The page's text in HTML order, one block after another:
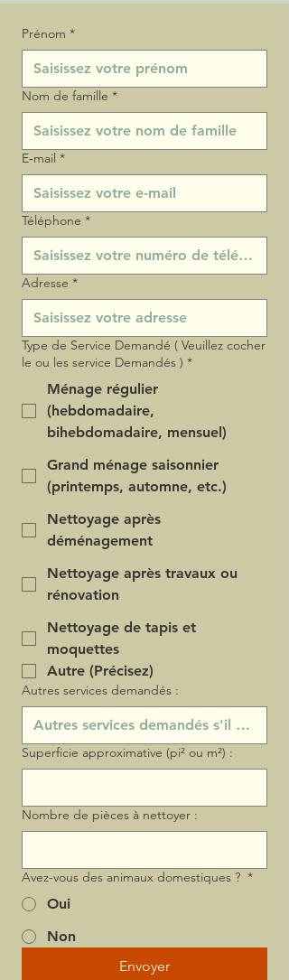
Prénom *
Nom de famille *
E‑mail *
Téléphone *
Adresse *
Type de Service Demandé ( Veuillez cocher
le ou les service Demandés ) *
Ménage régulier
(hebdomadaire,
bihebdomadaire, mensuel)
Grand ménage saisonnier
(printemps, automne, etc.)
Nettoyage après
déménagement
Nettoyage après travaux ou
rénovation
Nettoyage de tapis et
moquettes
Autre (Précisez)
Autres services demandés :
Superficie approximative (pi² ou m²) :
Nombre de pièces à nettoyer :
Avez-vous des animaux domestiques ? *
Oui
Non
Envoyer